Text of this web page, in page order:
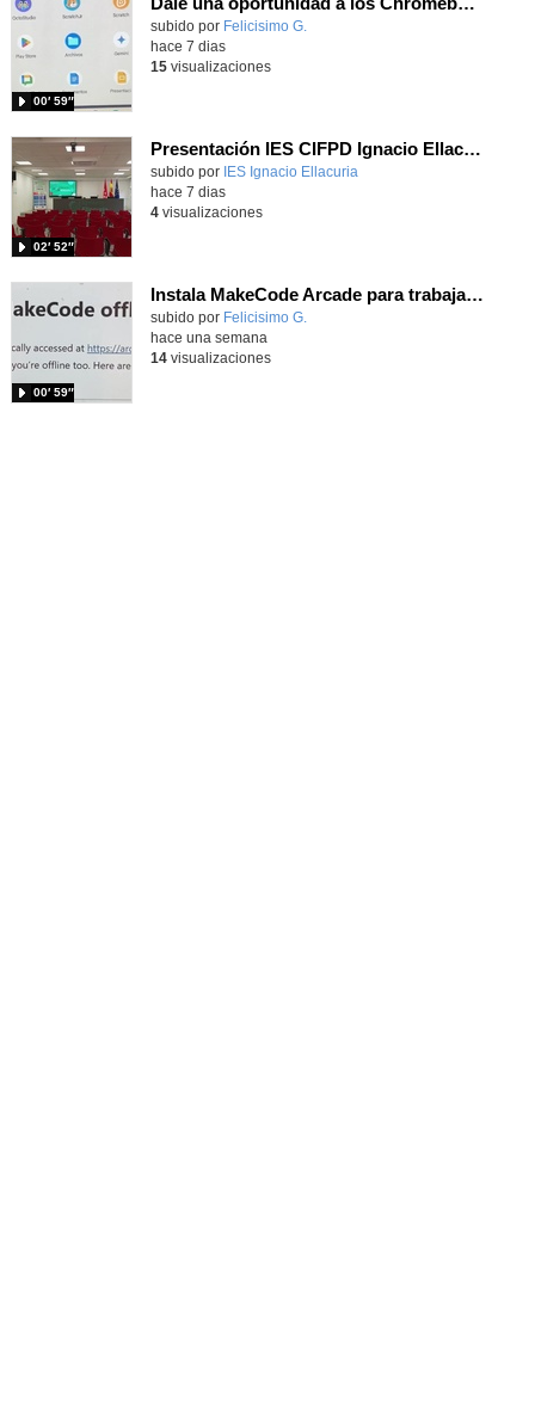
Contenido educativo.
subido por Felicisimo G.
00′ 59″
hace 7 dias
15visualizaciones
Presentación IES CIFPD Ignacio Ellacuría
Contenido educativo.
subido por IES Ignacio Ellacuria
02′ 52″
hace 7 dias
4visualizaciones
Instala MakeCode Arcade para trabajar offline en tu tablet, ordenador, Chromebook
Contenido educativo.
subido por Felicisimo G.
00′ 59″
hace una semana
14visualizaciones